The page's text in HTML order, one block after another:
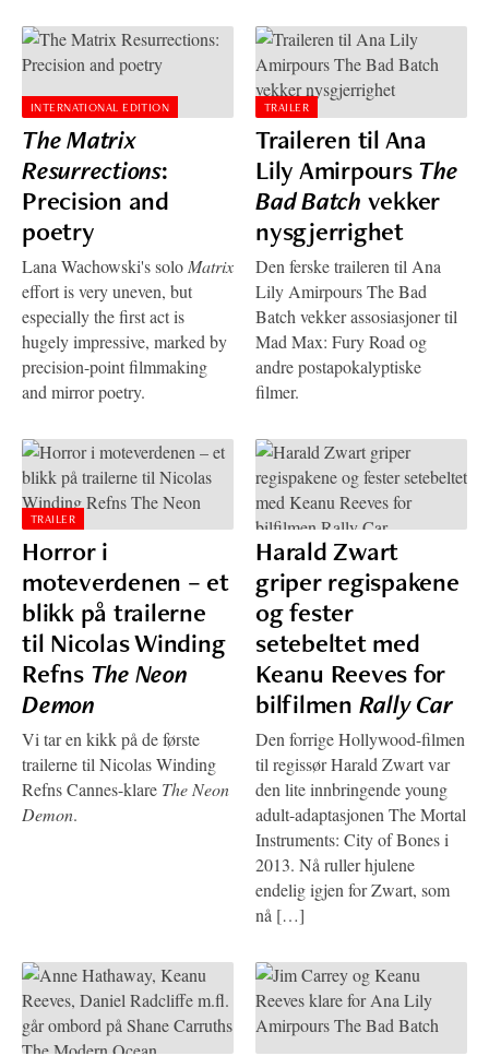
INTERNATIONAL EDITION
The Matrix
Resurrections:
Precision and
poetry
Lana Wachowski's solo Matrix
effort is very uneven, but
especially the first act is
hugely impressive, marked by
precision-point filmmaking
and mirror poetry.
TRAILER
Traileren til Ana
Lily AmirpoursThe
Bad Batch vekker
nysgjerrighet
Den ferske traileren til Ana
Lily Amirpours The Bad
Batch vekker assosiasjoner til
Mad Max: Fury Road og
andre postapokalyptiske
filmer.
TRAILER
Horror i
moteverdenen – et
blikk på trailerne
til Nicolas Winding
Refns The Neon
Demon
Vi tar en kikk på de første
trailerne til Nicolas Winding
Refns Cannes-klare The Neon
Demon.
Harald Zwart
griper regispakene
og fester
setebeltet med
Keanu Reeves for
bilfilmen Rally Car
Den forrige Hollywood-filmen
til regissør Harald Zwart var
den lite innbringende young
adult-adaptasjonen The Mortal
Instruments: City of Bones i
2013. Nå ruller hjulene
endelig igjen for Zwart, som
nå […]